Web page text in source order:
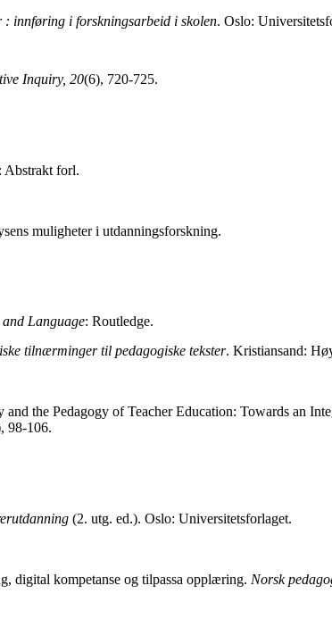
: innføring i forskningsarbeid i skolen. Oslo:
Inquiry, 20(6), 720-725.
Abstrakt forl.
muligheter i utdanningsforskning.
Language: Routledge.
tilnærminger til pedagogiske tekster. Kristiansand:
the Pedagogy of Teacher Education: Towards an
98-106.
(2. utg. ed.). Oslo: Universitetsforlaget.
digital kompetanse og tilpassa opplæring. Norsk